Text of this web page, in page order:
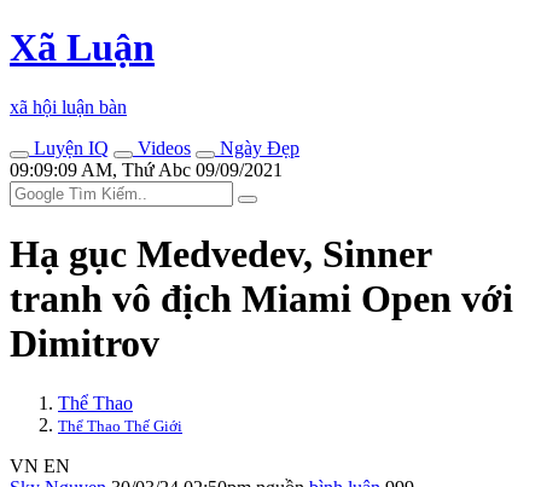
Xã Luận
xã hội luận bàn
Luyện IQ
Videos
Ngày Đẹp
09:09:09 AM, Thứ Abc 09/09/2021
Hạ gục Medvedev, Sinner
tranh vô địch Miami Open với
Dimitrov
Thể Thao
Thể Thao Thế Giới
VN EN